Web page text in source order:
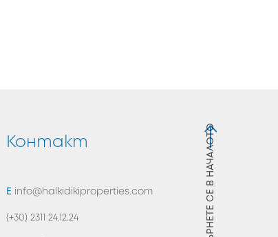
Контакт
E info@halkidikiproperties.com
(+30) 2311 24.12.24 ВЪРНЕТЕ СЕ В НАЧАЛОТО